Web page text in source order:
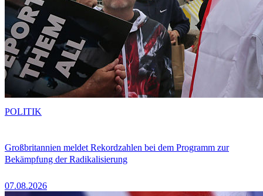
Großbritannien meldet Rekordzahlen bei dem Programm zur
Bekämpfung der Radikalisierung
07.08.2026
POLITIK